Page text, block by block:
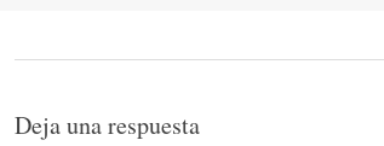
Deja una respuesta